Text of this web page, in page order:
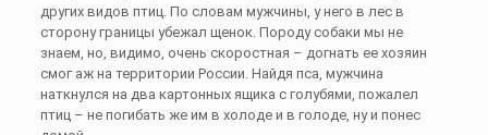
других видов птиц. По словам мужчины, у него в лес в
сторону границы убежал щенок. Породу собаки мы не
знаем, но, видимо, очень скоростная – догнать ее хозяин
смог аж на территории России. Найдя пса, мужчина
наткнулся на два картонных ящика с голубями, пожалел
птиц – не погибать же им в холоде и в голоде, ну и понес